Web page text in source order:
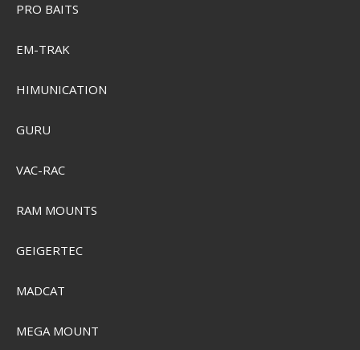
SEK 734,00
PRO BAITS
EM-TRAK
HIMUNICATION
GURU
VAC-RAC
RAM MOUNTS
GEIGERTEC
MADCAT
MEGA MOUNT